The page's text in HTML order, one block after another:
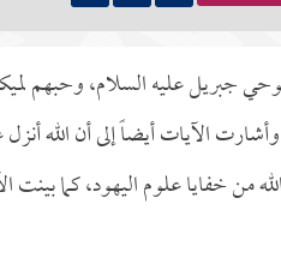
جبريل عليه السلام، وحبهم
الآيات أيضاً إلى أن الله
من خفايا علوم اليهود، كما